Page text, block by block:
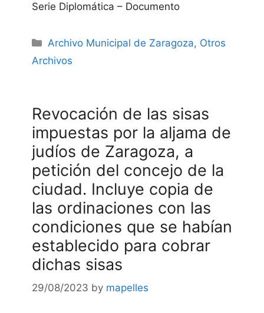
Serie Diplomática – Documento
Categories
Archivo Municipal de Zaragoza, Otros
Archivos
Revocación de las sisas
impuestas por la aljama de
judíos de Zaragoza, a
petición del concejo de la
ciudad. Incluye copia de
las ordinaciones con las
condiciones que se habían
establecido para cobrar
dichas sisas
29/08/2023 by mapelles